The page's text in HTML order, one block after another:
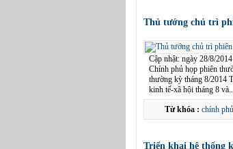
Thủ tướng chủ trì
Cập nhật: ngày 28/8/
Chính phủ họp phiên
thường kỳ tháng 8/2014
kinh tế-xã hội tháng 8
Từ khóa : chính phủ
Triển khai hệ thống